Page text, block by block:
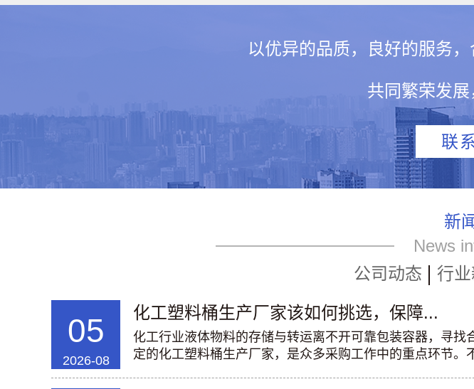
以优异的品质，良好的服务
共同繁荣发
联
新
News
公司动态
行业
05
2026-08
化工塑料桶生产厂家该如何挑选，保障...
化工行业液体物料的存储与转运离不开可靠包装容器，寻找
定的化工塑料桶生产厂家，是众多采购工作中的重点环节。